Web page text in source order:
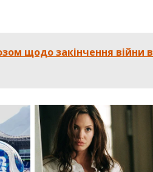
щодо закінчення війни в